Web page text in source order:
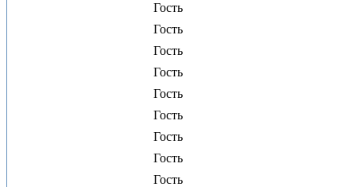
Гость
Гость
Гость
Гость
Гость
Гость
Гость
Гость
Гость